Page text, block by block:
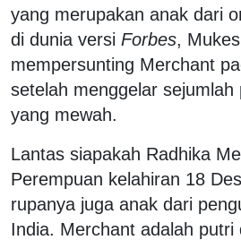
yang merupakan anak dari
di dunia versi Forbes,
mempersunting Merchant
setelah menggelar sejumlah
yang mewah.
Lantas siapakah Radhika
Perempuan kelahiran 18
rupanya juga anak dari
India. Merchant adalah putri